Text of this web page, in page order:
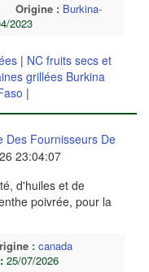
Origine : Burkina-
2023
| NC fruits secs et
grillées Burkina
|
Des Fournisseurs De
23:04:07
d'huiles et de
poivrée, pour la
: canada
25/07/2026